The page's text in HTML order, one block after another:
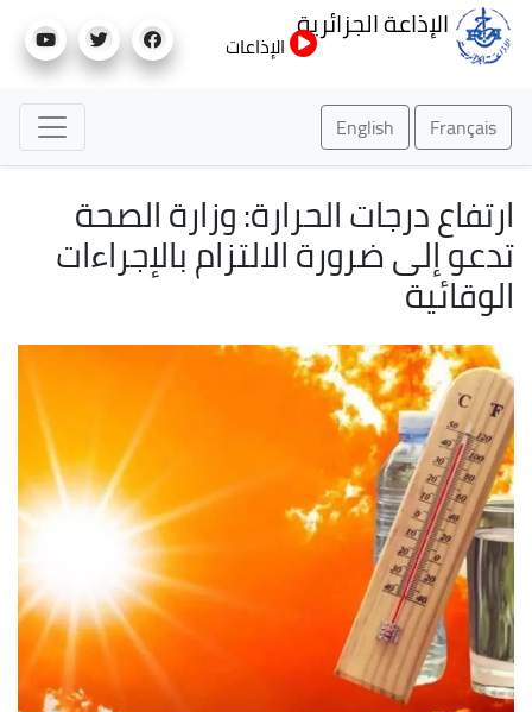
إلى
الإذاعة الجزائرية
الإذاعات
Français
English
ارتفاع درجات الحرارة: وزارة الصحة
تدعو إلى ضرورة الالتزام بالإجراءات
الوقائية